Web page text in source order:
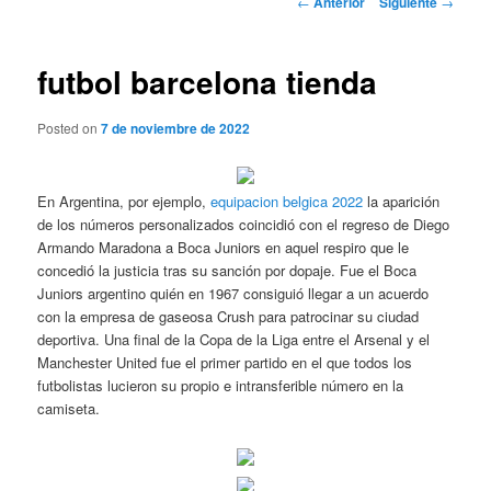
futbol barcelona tienda
Posted on7 de noviembre de 2022
En Argentina, por ejemplo,equipacion belgica 2022 la aparición
de los números personalizados coincidió con el regreso de Diego
Armando Maradona a Boca Juniors en aquel respiro que le
concedió la justicia tras su sanción por dopaje. Fue el Boca
Juniors argentino quién en 1967 consiguió llegar a un acuerdo
con la empresa de gaseosa Crush para patrocinar su ciudad
deportiva. Una final de la Copa de la Liga entre el Arsenal y el
Manchester United fue el primer partido en el que todos los
futbolistas lucieron su propio e intransferible número en la
camiseta.